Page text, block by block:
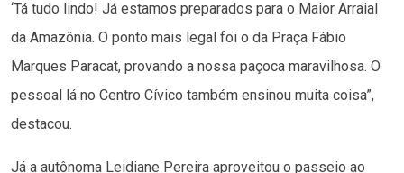
‘Tá tudo lindo! Já estamos preparados para o Maior Arraial
da Amazônia. O ponto mais legal foi o da Praça Fábio
Marques Paracat, provando a nossa paçoca maravilhosa. O
pessoal lá no Centro Cívico também ensinou muita coisa”,
destacou.
Já a autônoma Leidiane Pereira aproveitou o passeio ao